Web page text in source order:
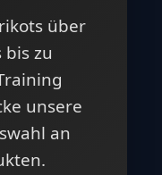
über
bis zu
unsere
an